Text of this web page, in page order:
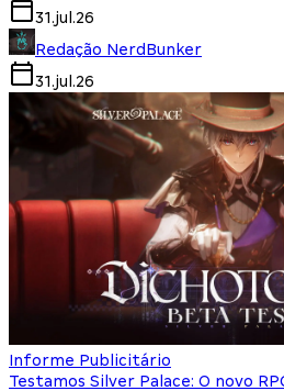
31.jul.26
Redação NerdBunker
31.jul.26
Informe Publicitário
Testamos Silver Palace: O novo